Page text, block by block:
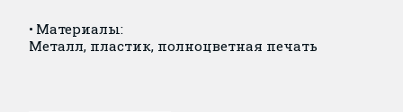
Материалы:
Металл, пластик, полноцветная печать